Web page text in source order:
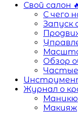
Свой салон
С чего
Запуск
Обзор
Частые
Журнал о
Макияж